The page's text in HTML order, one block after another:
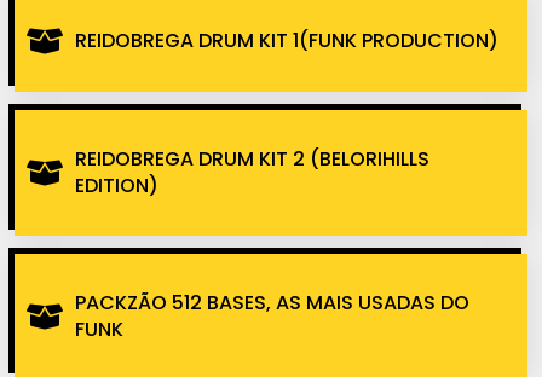
REIDOBREGA DRUM KIT 1(FUNK PRODUCTION)
REIDOBREGA DRUM KIT 2 (BELORIHILLS
EDITION)
PACKZÃO 512 BASES, AS MAIS USADAS DO
FUNK